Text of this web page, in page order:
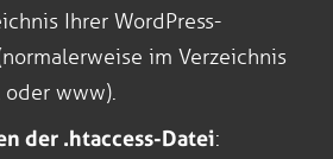
Ihrer WordPress-
im Verzeichnis
www).
der .htaccess-Datei: